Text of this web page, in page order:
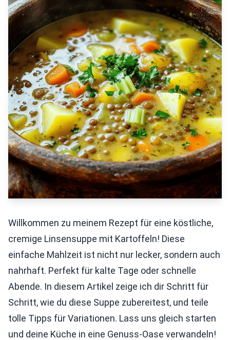
Willkommen zu meinem Rezept für eine köstliche,
cremige Linsensuppe mit Kartoffeln! Diese
einfache Mahlzeit ist nicht nur lecker, sondern auch
nahrhaft. Perfekt für kalte Tage oder schnelle
Abende. In diesem Artikel zeige ich dir Schritt für
Schritt, wie du diese Suppe zubereitest, und teile
tolle Tipps für Variationen. Lass uns gleich starten
und deine Küche in eine Genuss-Oase verwandeln!